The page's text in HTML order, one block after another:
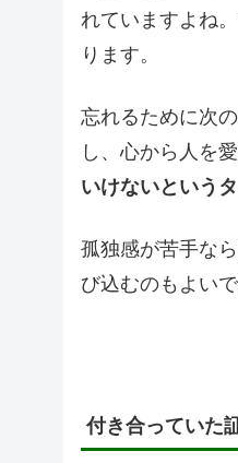
れていますよね
ります。
忘れるために次
し、心から人を
いけないという
孤独感が苦手な
び込むのもよいで
付き合っていた